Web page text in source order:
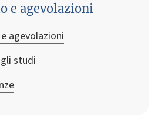
e agevolazioni
agevolazioni
studi